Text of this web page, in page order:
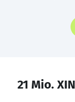
21 Mio.